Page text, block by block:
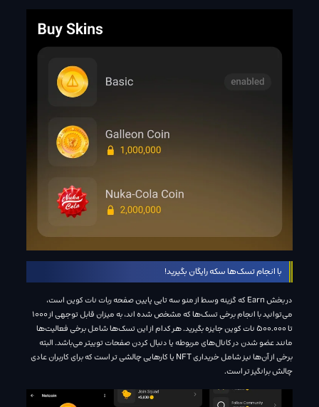
با انجام تسک‌ها سکه رایگان بگیرید!
در بخش Earn که گزینه وسط از منو سه تایی پایین صفحه ربات نات کوین است،
می‌توانید با انجام برخی تسک‌ها که مشخص شده اند، به میزان قابل توجهی از 1000
تا 500.000 نات کوین جایزه بگیرید. هر کدام از این تسک‌ها شامل برخی فعالیت‌ها
مانند عضو شدن در کانال‌های مربوطه یا دنبال کردن صفحات توییتر می‌باشد. البته
برخی از آن‌ها نیز شامل خریداری NFT یا کار‌هایی چالشی تر است که برای کاربران عادی
چالش برانگیز تر است.